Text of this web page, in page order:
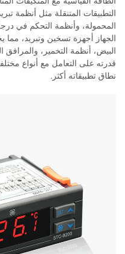
التطبيقات المتنقلة مثل أنظمة
المحمولة، وأنظمة التحكم في
الجهاز أجهزة تسخين وتبريد، مما
البيض، أنظمة التخمير، والمرافق
قدرته على التعامل مع أنواع
نطاق تطبيقاته أكثر.